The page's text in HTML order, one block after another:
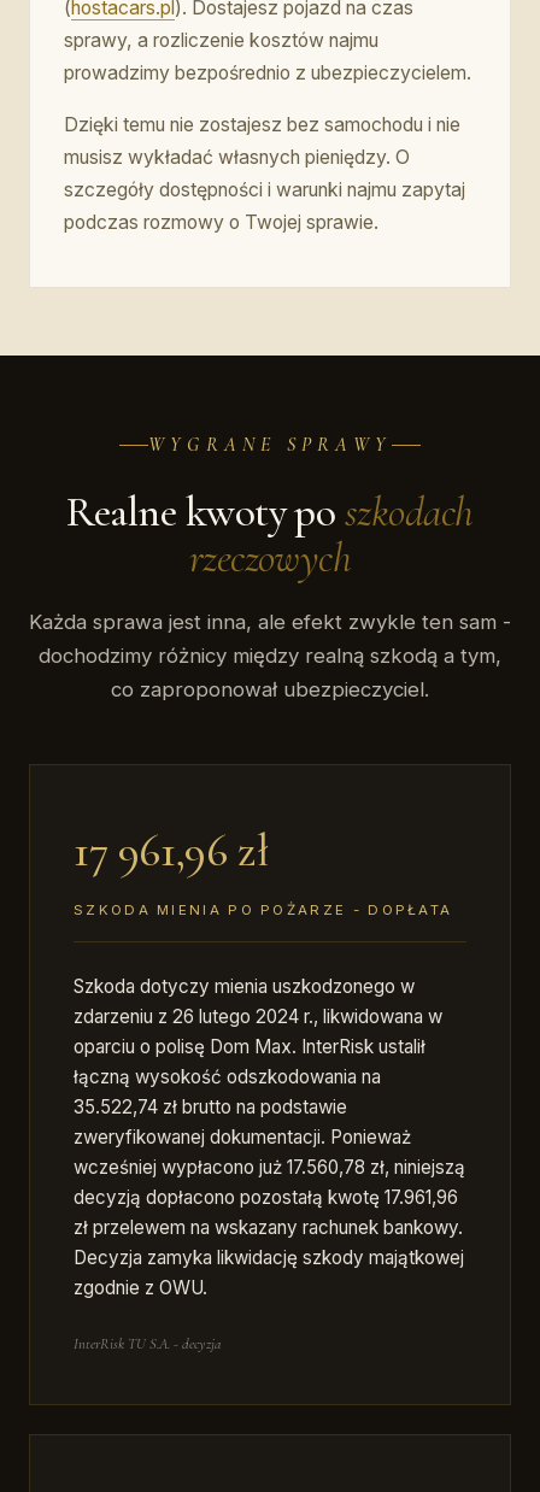
(hostacars.pl). Dostajesz pojazd na czas
sprawy, a rozliczenie kosztów najmu
prowadzimy bezpośrednio z ubezpieczycielem.
Dzięki temu nie zostajesz bez samochodu i nie
musisz wykładać własnych pieniędzy. O
szczegóły dostępności i warunki najmu zapytaj
podczas rozmowy o Twojej sprawie.
WYGRANE SPRAWY
Realne kwoty poszkodach
rzeczowych
Każda sprawa jest inna, ale efekt zwykle ten sam -
dochodzimy różnicy między realną szkodą a tym,
co zaproponował ubezpieczyciel.
17 961,96 zł
SZKODA MIENIA PO POŻARZE - DOPŁATA
Szkoda dotyczy mienia uszkodzonego w
zdarzeniu z 26 lutego 2024 r., likwidowana w
oparciu o polisę Dom Max. InterRisk ustalił
łączną wysokość odszkodowania na
35.522,74 zł brutto na podstawie
zweryfikowanej dokumentacji. Ponieważ
wcześniej wypłacono już 17.560,78 zł, niniejszą
decyzją dopłacono pozostałą kwotę 17.961,96
zł przelewem na wskazany rachunek bankowy.
Decyzja zamyka likwidację szkody majątkowej
zgodnie z OWU.
InterRisk TU S.A. - decyzja